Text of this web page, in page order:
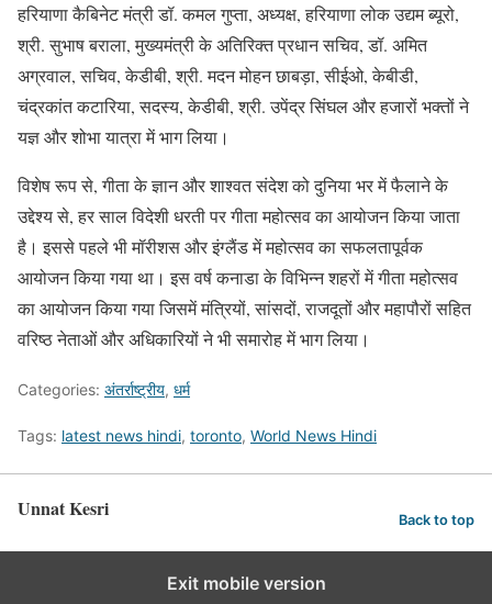
हरियाणा कैबिनेट मंत्री डॉ. कमल गुप्ता, अध्यक्ष, हरियाणा लोक उद्यम ब्यूरो,
श्री. सुभाष बराला, मुख्यमंत्री के अतिरिक्त प्रधान सचिव, डॉ. अमित
अग्रवाल, सचिव, केडीबी, श्री. मदन मोहन छाबड़ा, सीईओ, केबीडी,
चंद्रकांत कटारिया, सदस्य, केडीबी, श्री. उपेंद्र सिंघल और हजारों भक्तों ने
यज्ञ और शोभा यात्रा में भाग लिया।
विशेष रूप से, गीता के ज्ञान और शाश्वत संदेश को दुनिया भर में फैलाने के
उद्देश्य से, हर साल विदेशी धरती पर गीता महोत्सव का आयोजन किया जाता
है। इससे पहले भी मॉरीशस और इंग्लैंड में महोत्सव का सफलतापूर्वक
आयोजन किया गया था। इस वर्ष कनाडा के विभिन्न शहरों में गीता महोत्सव
का आयोजन किया गया जिसमें मंत्रियों, सांसदों, राजदूतों और महापौरों सहित
वरिष्ठ नेताओं और अधिकारियों ने भी समारोह में भाग लिया।
Categories: अंतर्राष्ट्रीय, धर्म
Tags: latest news hindi, toronto, World News Hindi
Unnat Kesri Back to top
Exit mobile version